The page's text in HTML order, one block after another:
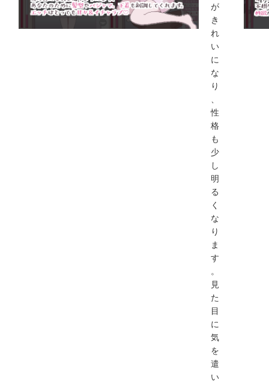
が
き
れ
い
に
な
り
性
格
も
少
し
明
る
く
な
り
ま
す
。
見
た
目
に
気
を
遣
い